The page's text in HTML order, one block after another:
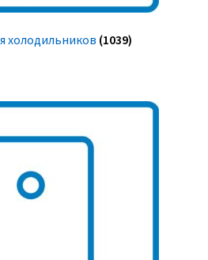
холодильников (1039)